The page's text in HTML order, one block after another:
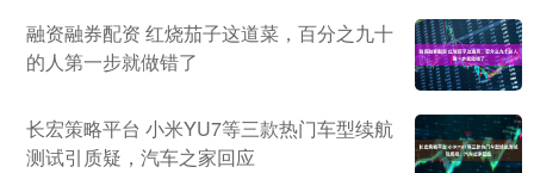
融资融券配资 红烧茄子这道菜，百分之九十
的人第一步就做错了
长宏策略平台 小米YU7等三款热门车型续航
测试引质疑，汽车之家回应